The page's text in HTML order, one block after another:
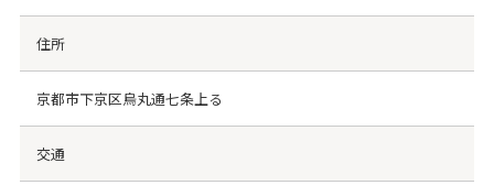
住所
京都市下京区烏丸通七条上る
交通